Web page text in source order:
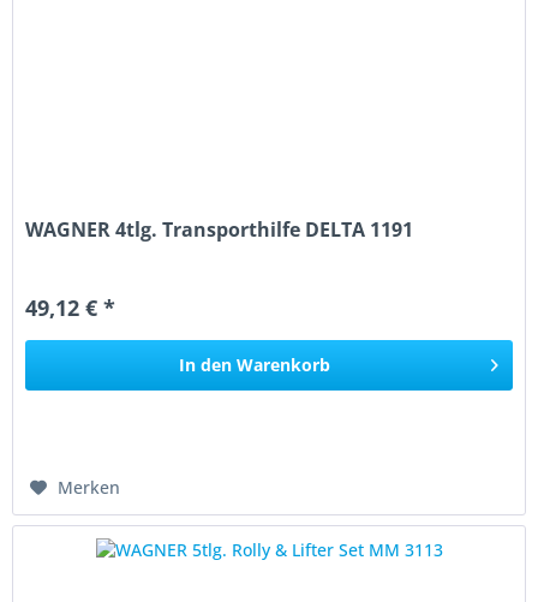
WAGNER 4tlg. Transporthilfe DELTA 1191
49,12 € *
In den Warenkorb
Merken